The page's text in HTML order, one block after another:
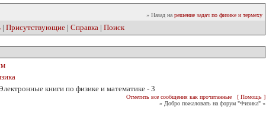
» Назад на решение задач по физике и термеху
| Присутствующие | Справка | Поиск
книги по физике и математике - 3
Отметить все сообщения как прочитанные
[ Помощь ]
» Добро пожаловать на форум "Физика" «